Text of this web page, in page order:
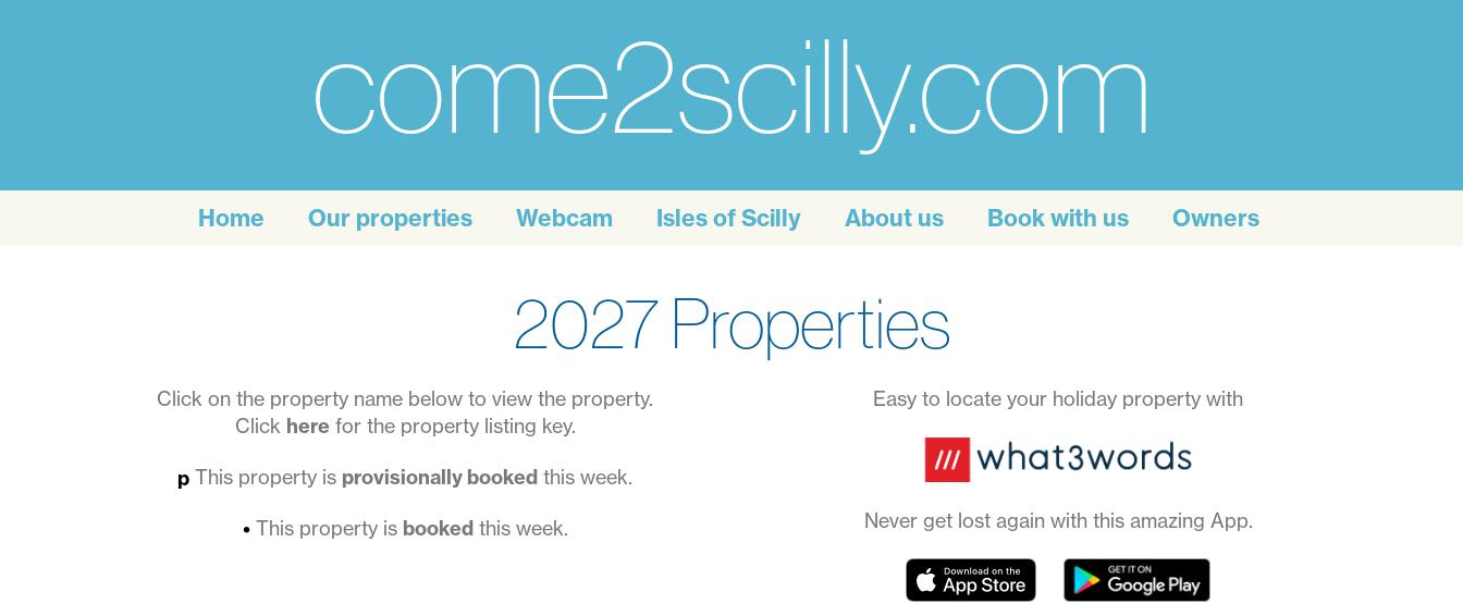
come2scilly.com
holidays
Home Our properties Webcam Isles of Scilly About us Book with us Owners
2027 Properties
Click on the property name below to view the property.
Click here for the property listing key.
This property is provisionally booked this week.
This property is bookedthis week.
Easy to locate your holiday property with
Never get lost again with this amazing App.